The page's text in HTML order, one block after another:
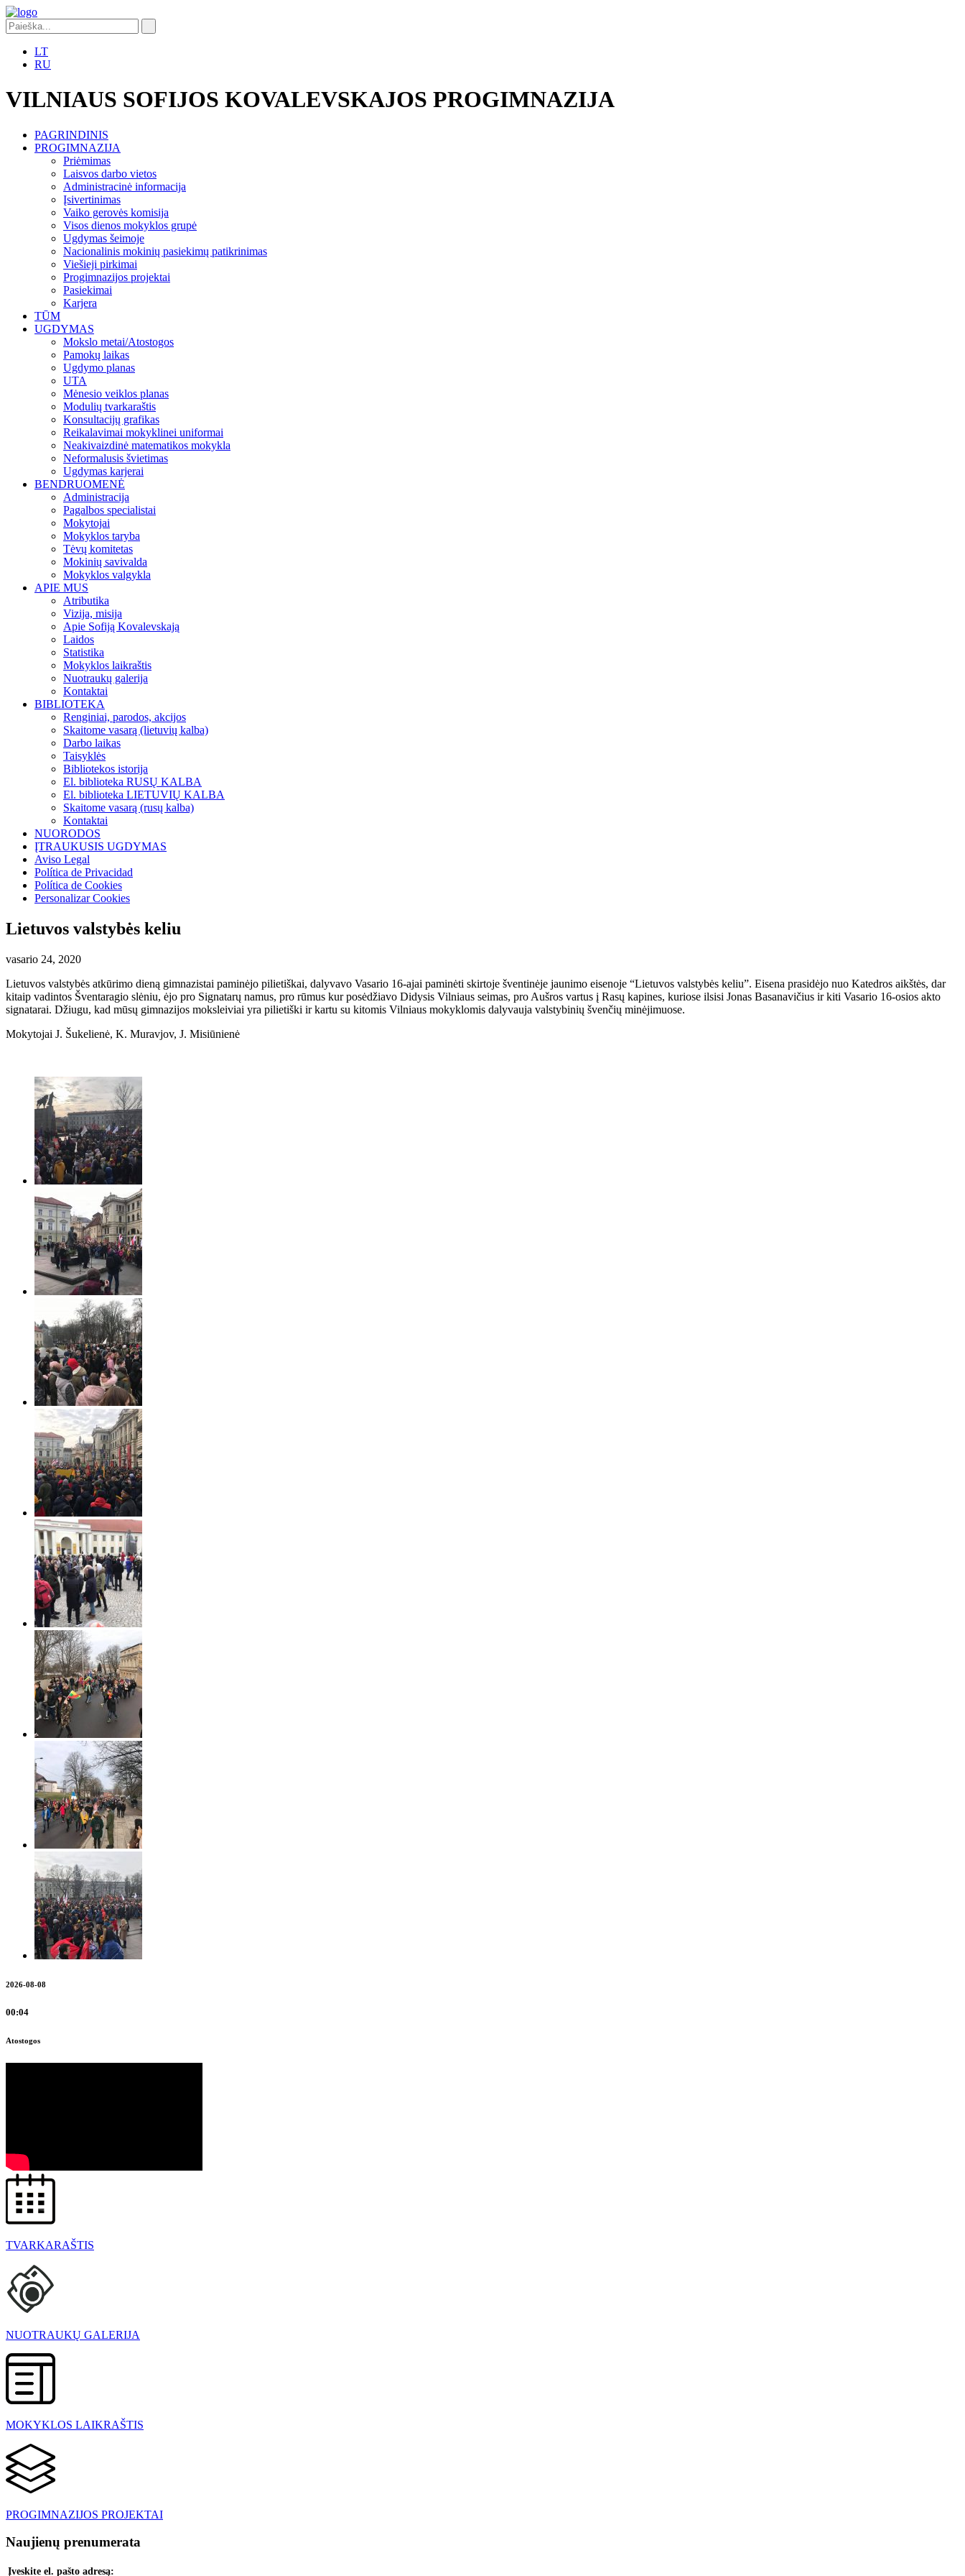
LT
RU
VILNIAUS SOFIJOS KOVALEVSKAJOS PROGIMNAZIJA
PAGRINDINIS
PROGIMNAZIJA
Priėmimas
Laisvos darbo vietos
Administracinė informacija
Įsivertinimas
Vaiko gerovės komisija
Visos dienos mokyklos grupė
Ugdymas šeimoje
Nacionalinis mokinių pasiekimų patikrinimas
Viešieji pirkimai
Progimnazijos projektai
Pasiekimai
Karjera
TŪM
UGDYMAS
Mokslo metai/Atostogos
Pamokų laikas
Ugdymo planas
UTA
Mėnesio veiklos planas
Modulių tvarkaraštis
Konsultacijų grafikas
Reikalavimai mokyklinei uniformai
Neakivaizdinė matematikos mokykla
Neformalusis švietimas
Ugdymas karjerai
BENDRUOMENĖ
Administracija
Pagalbos specialistai
Mokytojai
Mokyklos taryba
Tėvų komitetas
Mokinių savivalda
Mokyklos valgykla
APIE MUS
Atributika
Vizija, misija
Apie Sofiją Kovalevskają
Laidos
Statistika
Mokyklos laikraštis
Nuotraukų galerija
Kontaktai
BIBLIOTEKA
Renginiai, parodos, akcijos
Skaitome vasarą (lietuvių kalba)
Darbo laikas
Taisyklės
Bibliotekos istorija
El. biblioteka RUSŲ KALBA
El. biblioteka LIETUVIŲ KALBA
Skaitome vasarą (rusų kalba)
Kontaktai
NUORODOS
ĮTRAUKUSIS UGDYMAS
Aviso Legal
Política de Privacidad
Política de Cookies
Personalizar Cookies
Lietuvos valstybės keliu
vasario 24, 2020
Lietuvos valstybės atkūrimo dieną gimnazistai paminėjo pilietiškai, dalyvavo Vasario 16-ajai paminėti skirtoje šventinėje jaunimo eisenoje “Lietuvos valstybės keliu”. Eisena prasidėjo nuo Katedros aikštės, dar
kitaip vadintos Šventaragio slėniu, ėjo pro Signatarų namus, pro rūmus kur posėdžiavo Didysis Vilniaus seimas, pro Aušros vartus į Rasų kapines, kuriose ilsisi Jonas Basanavičius ir kiti Vasario 16-osios akto
signatarai. Džiugu, kad mūsų gimnazijos moksleiviai yra pilietiški ir kartu su kitomis Vilniaus mokyklomis dalyvauja valstybinių švenčių minėjimuose.
Mokytojai J. Šukelienė, K. Muravjov, J. Misiūnienė
2026-08-08
00:04
Atostogos
TVARKARAŠTIS
NUOTRAUKŲ GALERIJA
MOKYKLOS LAIKRAŠTIS
PROGIMNAZIJOS PROJEKTAI
Naujienų prenumerata
Įveskite el. pašto adresą: